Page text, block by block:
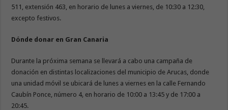
511, extensión 463, en horario de lunes a viernes, de 10:30 a 12:30,
excepto festivos.
Dónde donar en Gran Canaria
Durante la próxima semana se llevará a cabo una campaña de
donación en distintas localizaciones del municipio de Arucas, donde
una unidad móvil se ubicará de lunes a viernes en la calle Fernando
Caubín Ponce, número 4, en horario de 10:00 a 13:45 y de 17:00 a
20:45.